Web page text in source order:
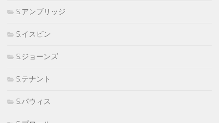
S.アンブリッジ
S.イスビン
S.ジョーンズ
S.テナント
S.パウィス